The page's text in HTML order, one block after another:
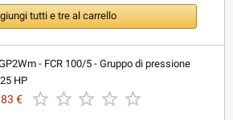
tutti e tre al carrello
- FCR 100/5 - Gruppo di pressione
HP
€     